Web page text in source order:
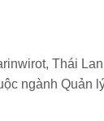
Thái
ngành Quản